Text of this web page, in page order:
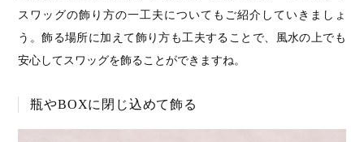
スワッグの飾り方の一工夫についてもご紹介していきましょ
う。飾る場所に加えて飾り方も工夫することで、風水の上でも
安心してスワッグを飾ることができますね。
瓶やBOXに閉じ込めて飾る